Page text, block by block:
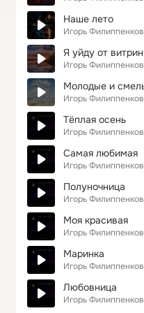
Наше лето
Игорь Филиппенков
Я уйду от витрин
Игорь Филиппенков
Молодые и
Игорь Филиппенков
Тёплая осень
Игорь Филиппенков
Самая любимая
Игорь Филиппенков
Полуночница
Игорь Филиппенков
Моя красивая
Игорь Филиппенков
Маринка
Игорь Филиппенков
Любовница
Игорь Филиппенков